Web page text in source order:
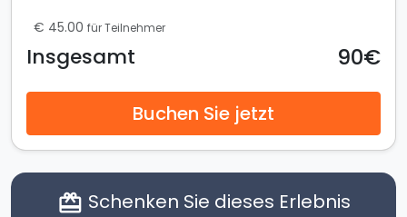
€ 45.00 für Teilnehmer
Insgesamt 90€
Buchen Sie jetzt
card_giftcard Schenken Sie dieses Erlebnis